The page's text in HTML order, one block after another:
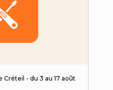
- du 3 au 17 août